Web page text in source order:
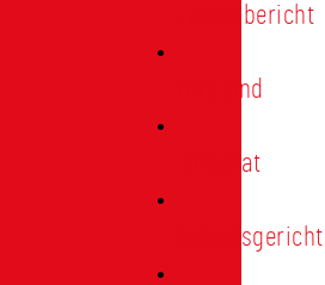
Jahresbericht
Vorstand
Ehrenrat
Schiedsgericht